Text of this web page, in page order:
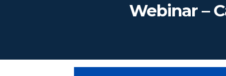
Webinar –